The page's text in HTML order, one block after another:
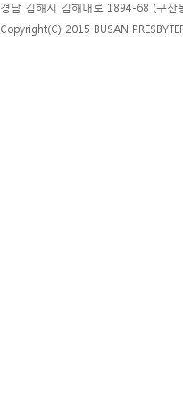
경남 김해시 김해대로 1894-68 (구
Copyright(C) 2015 BUSAN